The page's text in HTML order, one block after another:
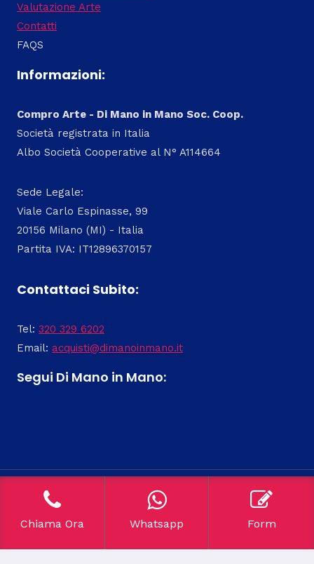
Valutazione Arte
Contatti
FAQS
Informazioni:
Compro Arte - Di Mano in Mano Soc. Coop.
Società registrata in Italia
Albo Società Cooperative al N° A114664
Sede Legale:
Viale Carlo Espinasse, 99
20156 Milano (MI) - Italia
Partita IVA: IT12896370157
Contattaci Subito:
Tel: 320 329 6202
Email: acquisti@dimanoinmano.it
Segui Di Mano in Mano:
© 2026 Compro Arte -Di Mano in Mano Soc Coop
Chiama Ora Whatsapp Form